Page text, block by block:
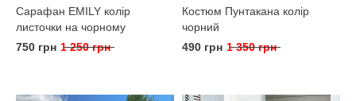
Сарафан EMILY колір
листочки на чорному
750 грн 1 250 грн
Костюм Пунтакана колір
чорний
490 грн 1 350 грн